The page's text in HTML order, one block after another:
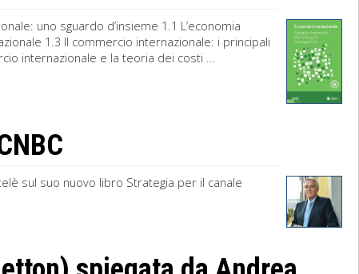
uno sguardo d’insieme 1.1 L’economia
1.3 Il commercio internazionale: i principali
internazionale e la teoria dei costi ...
sul suo nuovo libro Strategia per il canale